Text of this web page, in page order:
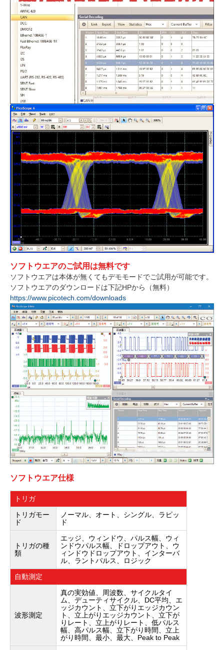
ソフトウエアのご試用は無料です
ソフトウエアは本体が無くてもデモモードでご試用が可能です。
ソフトウエアのダウンロードは下記HPから（無料）
https://www.picotech.com/downloads
ソフトウエア仕様
トリガ
トリガモー
ド
ノーマル、オート、シングル、ラピッ
ド
トリガの種
類
エッジ、ウィンドウ、パルス幅、ウィ
ンドウパルス幅、ドロップアウト、ウ
ィンドウドロップアウト、インターバ
ル、ラントパルス、ロジック
自動測定
波形測定
真の実効値、周波数、サイクルタイ
ム、デューティサイクル、DC平均、エ
ッジカウント、立下がりエッジカウン
ト、立上がりエッジカウント、立下が
りレート、立上がりレート、低パルス
幅、高パルス幅、立下がり時間、立上
がり時間、最小、最大、Peak to Peak